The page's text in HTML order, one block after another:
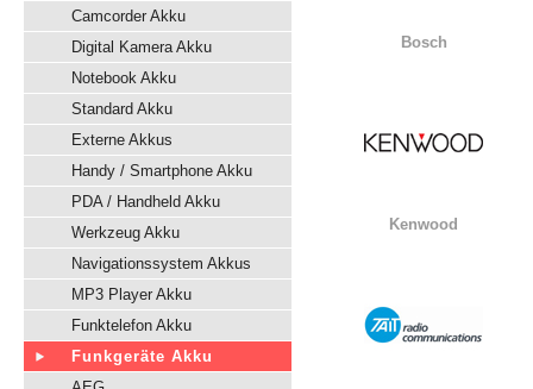
Camcorder Akku
Digital Kamera Akku
Notebook Akku
Standard Akku
Externe Akkus
Handy / Smartphone Akku
PDA / Handheld Akku
Werkzeug Akku
Navigationssystem Akkus
MP3 Player Akku
Funktelefon Akku
Funkgeräte Akku
Bosch
Kenwood